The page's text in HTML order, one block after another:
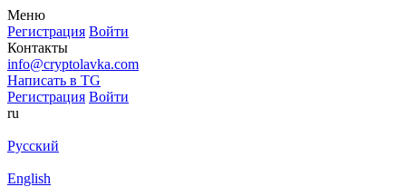
Меню
Регистрация Войти
Контакты
info@cryptolavka.com
Написать в TG
Регистрация Войти
ru
Русский
English